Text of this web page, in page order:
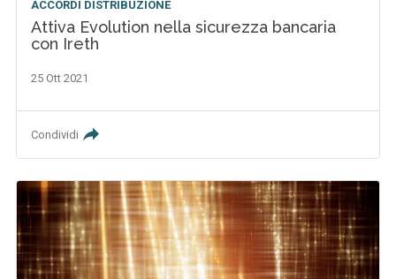
ACCORDI DISTRIBUZIONE
Attiva Evolution nella sicurezza bancaria
con Ireth
25 Ott 2021
Condividi